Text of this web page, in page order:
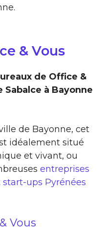
& Vous
de Office &
Sabalce à Bayonne
de Bayonne, cet
idéalement situé
et vivant, ou
entreprises
start-ups Pyrénées
Vous